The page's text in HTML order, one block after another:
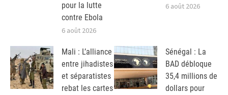
pour la lutte
contre Ebola
6 août 2026
6 août 2026
Mali : L’alliance
entre jihadistes
et séparatistes
rebat les cartes
Sénégal : La
BAD débloque
35,4 millions de
dollars pour